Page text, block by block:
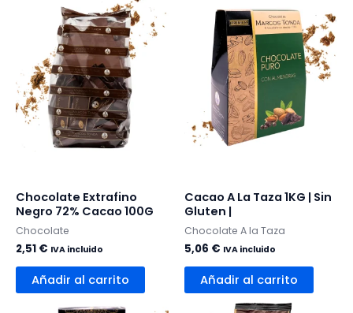
Chocolate Extrafino
Negro 72% Cacao 100G
Chocolate
2,51 € IVA incluido
Añadir al carrito
Cacao A La Taza 1KG | Sin
Gluten |
Chocolate A la Taza
5,06 € IVA incluido
Añadir al carrito